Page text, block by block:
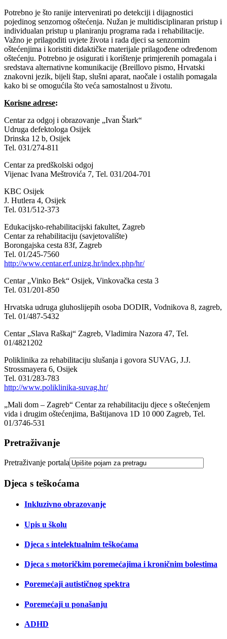
Potrebno je što ranije intervenirati po detekciji i dijagnostici
pojedinog senzornog oštećenja. Nužan je multidisciplinaran pristup i
individualan pristup u planiranju programa rada i rehabilitacije.
Važno je prilagoditi uvjete života i rada djeci sa senzornim
oštećenjima i koristiti didaktičke materijale prilagođene određenom
oštećenju. Potrebno je osigurati i korištenje primjerenih pomagala i
sredstava alternativne komunikacije (Breillovo pismo, Hrvatski
znakovni jezik, bijeli štap, slušni aparat, naočale i ostalih pomagala
kako bi se omogućila što veća samostalnost u životu.
Korisne adrese:
Centar za odgoj i obrazovanje „Ivan Štark“
Udruga defektologa Osijek
Drinska 12 b, Osijek
Tel. 031/274-811
Centar za predškolski odgoj
Vijenac Ivana Meštrovića 7, Tel. 031/204-701
KBC Osijek
J. Hutlera 4, Osijek
Tel. 031/512-373
Edukacijsko-rehabilitacijski fakultet, Zagreb
Centar za rehabilitaciju (savjetovalište)
Borongajska cesta 83f, Zagreb
Tel. 01/245-7560
http://www.centar.erf.unizg.hr/index.php/hr/
Centar „Vinko Bek“ Osijek, Vinkovačka cesta 3
Tel. 031/201-850
Hrvatska udruga gluhoslijepih osoba DODIR, Vodnikova 8, zagreb,
Tel. 01/487-5432
Centar „Slava Raškaj“ Zagreb, Vladimira Nazora 47, Tel.
01/4821202
Poliklinika za rehabilitaciju slušanja i govora SUVAG, J.J.
Strossmayera 6, Osijek
Tel. 031/283-783
http://www.poliklinika-suvag.hr/
„Mali dom – Zagreb“ Centar za rehabilitaciju djece s oštećenjem
vida i drugim oštećenjima, Baštijanova 1D 10 000 Zagreb, Tel.
01/3746-531
Pretraživanje
Pretraživanje portala
Djeca s teškoćama
Inkluzivno obrazovanje
Upis u školu
Djeca s intelektualnim teškoćama
Djeca s motoričkim poremećajima i kroničnim bolestima
Poremećaji autističnog spektra
Poremećaji u ponašanju
ADHD